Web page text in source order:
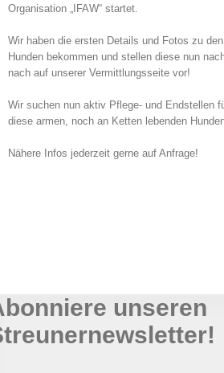
Organisation „IFAW“ startet.
Wir haben die ersten Details und Fotos zu den
Hunden bekommen und stellen diese nun
nach auf unserer Vermittlungsseite vor!
Wir suchen nun aktiv Pflege- und Endstellen
diese armen, noch an Ketten lebenden
Nähere Infos jederzeit gerne auf Anfrage!
unseren